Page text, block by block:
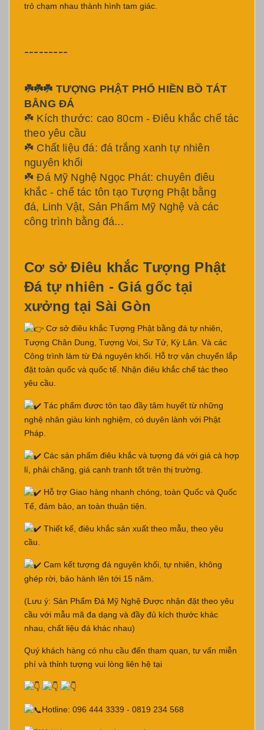
trỏ chạm nhau thành hình tam giác.
---------
☘️☘️☘️ TƯỢNG PHẬT PHỔ HIỀN BỒ TÁT
BẰNG ĐÁ
☘️ Kích thước: cao 80cm - Điêu khắc chế tác
theo yêu cầu
☘️ Chất liệu đá: đá trắng xanh tự nhiên
nguyên khối
☘️ Đá Mỹ Nghệ Ngọc Phát: chuyên điêu
khắc - chế tác tôn tạo Tượng Phật bằng
đá, Linh Vật, Sản Phẩm Mỹ Nghệ và các
công trình bằng đá...
Cơ sở Điêu khắc Tượng Phật
Đá tự nhiên - Giá gốc tại
xưởng tại Sài Gòn
Cơ sở điêu khắc Tượng Phật bằng đá tự nhiên,
Tượng Chân Dung, Tượng Voi, Sư Tử, Kỳ Lân. Và các
Công trình làm từ Đá nguyên khối. Hỗ trợ vận chuyển lắp
đặt toàn quốc và quốc tế. Nhận điêu khắc chế tác theo
yêu cầu.
Tác phẩm được tôn tạo đầy tâm huyết từ những
nghệ nhân giàu kinh nghiệm, có duyên lành với Phật
Pháp.
Các sản phẩm điêu khắc và tượng đá với giá cả hợp
lí, phải chăng, giá cạnh tranh tốt trên thị trường.
Hỗ trợ Giao hàng nhanh chóng, toàn Quốc và Quốc
Tế, đảm bảo, an toàn thuận tiện.
Thiết kế, điêu khắc sản xuất theo mẫu, theo yêu
cầu.
Cam kết tượng đá nguyên khối, tự nhiên, không
ghép rời, bảo hành lên tới 15 năm.
(Lưu ý: Sản Phẩm Đá Mỹ Nghệ Được nhận đặt theo yêu
cầu với mẫu mã đa dạng và đầy đủ kích thước khác
nhau, chất liệu đá khác nhau)
Quý khách hàng có nhu cầu đến tham quan, tư vấn miễn
phí và thỉnh tượng vui lòng liên hệ tại
Hotline: 096 444 3339 - 0819 234 568